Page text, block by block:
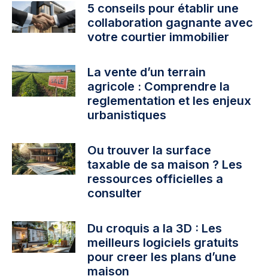
5 conseils pour établir une
collaboration gagnante avec
votre courtier immobilier
La vente d’un terrain
agricole : Comprendre la
reglementation et les enjeux
urbanistiques
Ou trouver la surface
taxable de sa maison ? Les
ressources officielles a
consulter
Du croquis a la 3D : Les
meilleurs logiciels gratuits
pour creer les plans d’une
maison